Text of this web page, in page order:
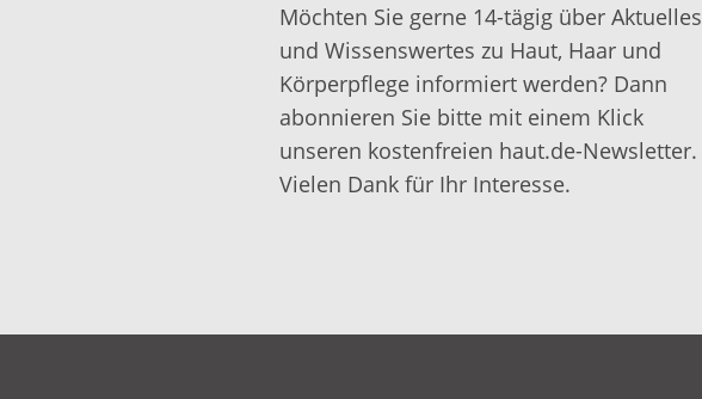
Möchten Sie gerne 14-tägig über Aktuelles
und Wissenswertes zu Haut, Haar und
Körperpflege informiert werden? Dann
abonnieren Sie bitte mit einem Klick
unseren kostenfreien haut.de-Newsletter.
Vielen Dank für Ihr Interesse.